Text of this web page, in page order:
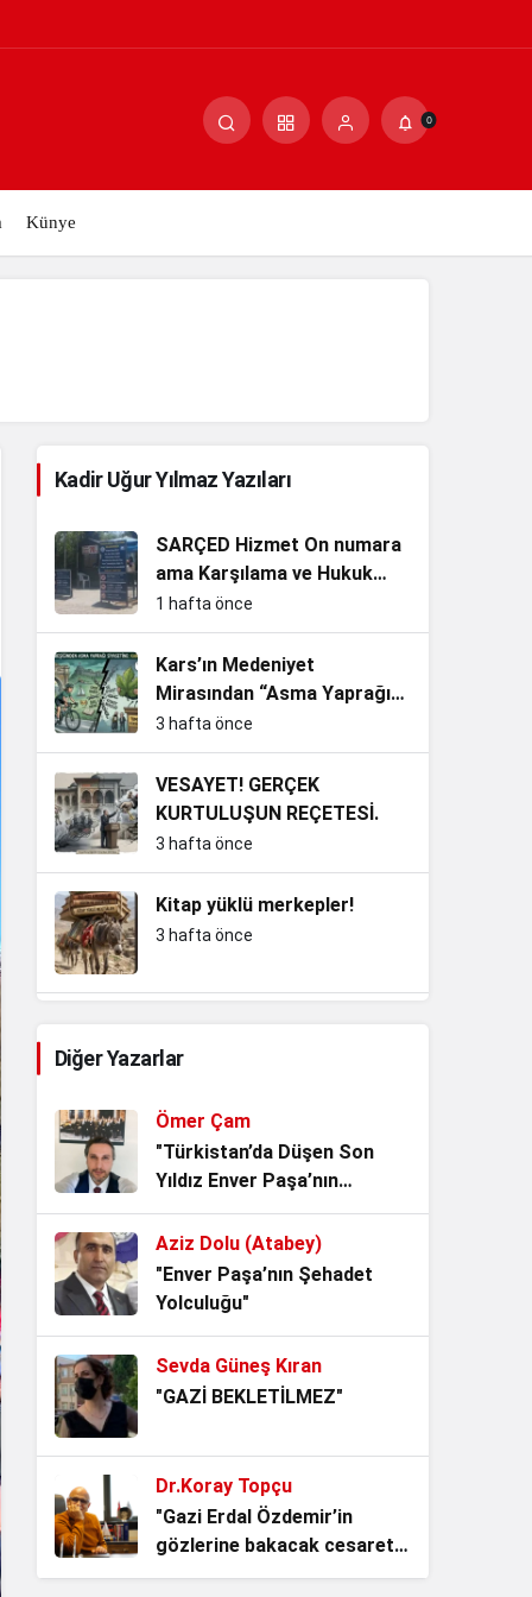
0
Künye
Kadir Uğur Yılmaz Yazıları
SARÇED Hizmet On numara
ama Karşılama ve Hukuk
Sıfır!
1 hafta önce
Kars’ın Medeniyet
Mirasından “Asma Yaprağı”
Siyasetine: Yakıştı mı İnan
Bey?
3 hafta önce
VESAYET! GERÇEK
KURTULUŞUN REÇETESİ.
3 hafta önce
Kitap yüklü merkepler!
3 hafta önce
Adını Taşımak mı, Ruhunu
Noter Çilesi, Makamı alan
kendisini Hukukun Üstünde
Vesayetin Kurumsallaşması
“ideal iktidarlar ideal toplum
Denize hakim olan,
Zamanı Aşan Bir Yemin:
Kerbela’dan Bugüne Adalet
Nöbeti
Diğer Yazarlar
Ömer Çam
"Türkistan’da Düşen Son
Yıldız Enver Paşa’nın
Ardından Bir Asrı Aşan
Sessizlik"
Aziz Dolu (Atabey)
"Enver Paşa’nın Şehadet
Yolculuğu"
Sevda Güneş Kıran
"GAZİ BEKLETİLMEZ"
Dr.Koray Topçu
"Gazi Erdal Özdemir’in
gözlerine bakacak cesaret
lazım"